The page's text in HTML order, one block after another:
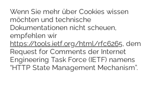
Wenn Sie mehr über Cookies wissen
möchten und technische
Dokumentationen nicht scheuen,
empfehlen wir
https://tools.ietf.org/html/rfc6265, dem
Request for Comments der Internet
Engineering Task Force (IETF) namens
“HTTP State Management Mechanism”.